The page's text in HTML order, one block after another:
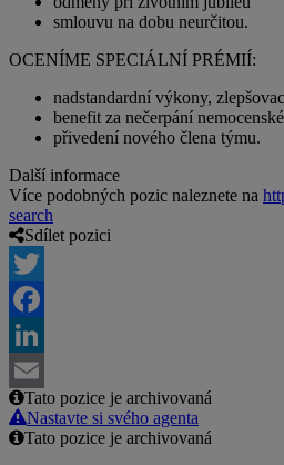
smlouvu na dobu neurčitou.
OCENÍME SPECIÁLNÍ PRÉMIÍ:
nadstandardní výkony,
benefit za nečerpání nemocenské
přivedení nového člena týmu.
Další informace
Více podobných pozic naleznete na
search
Sdílet pozici
Twitter
Facebook
LinkedIn
Email
Tato pozice je archivovaná
Nastavte si svého agenta
Tato pozice je archivovaná